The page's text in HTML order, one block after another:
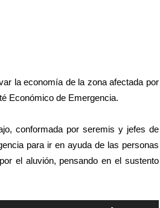
la economía de la zona afectada por
Económico de Emergencia.
conformada por seremis y jefes de
para ir en ayuda de las personas
el aluvión, pensando en el sustento